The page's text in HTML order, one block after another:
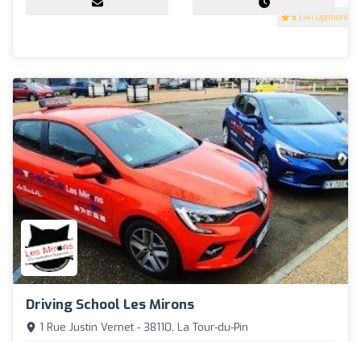
5 (141 Opinions)
Driving School Les Mirons
1 Rue Justin Vernet - 38110, La Tour-du-Pin